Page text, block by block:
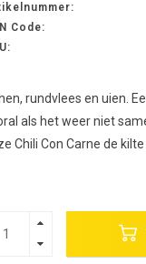
Code:
rundvlees en uien.
als het weer niet
Chili Con Carne de